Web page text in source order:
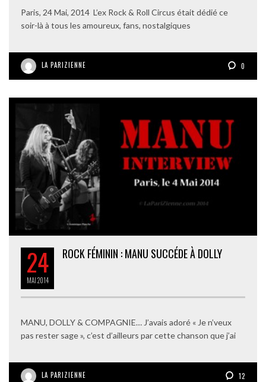
Paris, 24 Mai, 2014 L’ex Rock & Roll Circus était dédié ce
soir-là à tous les amoureux, fans, nostalgiques
LA PARIZIENNE 0
24
MAI2014
ROCK FÉMININ : MANU SUCCÉDE À DOLLY
MANU, DOLLY & COMPAGNIE… J’avais adoré « Je n’veux
pas rester sage », c’est d’ailleurs par cette chanson que j’ai
LA PARIZIENNE 12